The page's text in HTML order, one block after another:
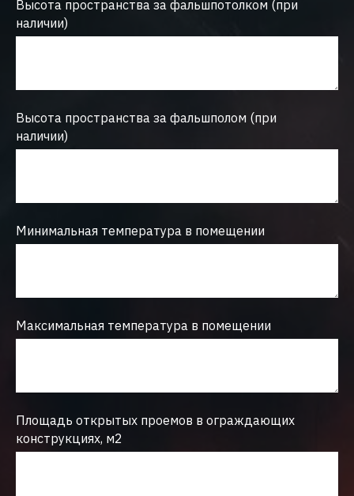
Высота пространства за фальшпотолком (при
наличии)
Высота пространства за фальшполом (при
наличии)
Минимальная температура в помещении
Максимальная температура в помещении
Площадь открытых проемов в ограждающих
конструкциях, м2